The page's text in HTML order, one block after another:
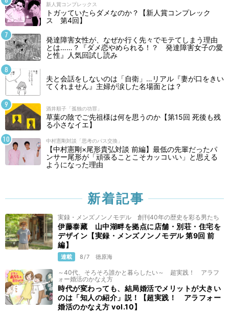
新人賞コンプレックス
トガッていたらダメなのか？【新人賞コンプレック
ス 第4回】
発達障害女性が、なぜか行く先々でモテてしまう理由
とは……？『ダメ恋やめられる！？ 発達障害女子の愛
と性』人気回試し読み
夫と会話をしないのは「自衛」…リアル『妻が口をきい
てくれません』主婦が涙した名場面とは？
酒井順子「孤独の功罪」
草葉の陰でご先祖様は何を思うのか【第15回 死後も残
る小さなイエ】
中村憲剛対談「思考のパス交換」
【中村憲剛×尾形貴弘対談 前編】最低の先輩だったパ
ンサー尾形が「頑張ることこそカッコいい」と思える
ようになった理由
新着記事
実録・メンズノンノモデル 創刊40年の歴史を彩る男たち
伊藤泰藏 山中湖畔を拠点に店舗・別荘・住宅を
デザイン【実録・メンズノンノモデル 第9回 前
編】
連載 8/7 徳原海
～40代、そろそろ誰かと暮らしたい～ 超実践！ アラフ
ォー婚活のかなえ方
時代が変わっても、結局婚活でメリットが大きい
のは「知人の紹介」説！【超実践！ アラフォー
婚活のかなえ方 vol.10】